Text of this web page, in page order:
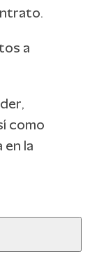
a
como
la